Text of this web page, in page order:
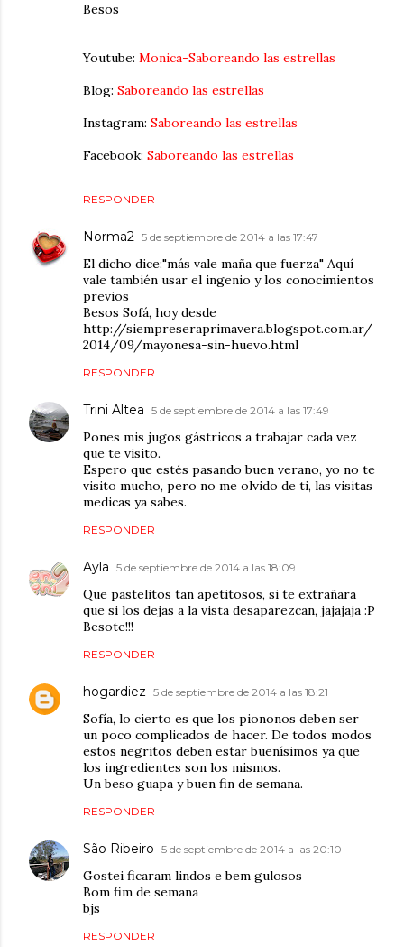
Besos
Youtube: Monica-Saboreando las estrellas
Blog: Saboreando las estrellas
Instagram: Saboreando las estrellas
Facebook: Saboreando las estrellas
RESPONDER
Norma2 5 de septiembre de 2014 a las 17:47
El dicho dice:"más vale maña que fuerza" Aquí
vale también usar el ingenio y los conocimientos
previos
Besos Sofá, hoy desde
http://siempreseraprimavera.blogspot.com.ar/
2014/09/mayonesa-sin-huevo.html
RESPONDER
Trini Altea 5 de septiembre de 2014 a las 17:49
Pones mis jugos gástricos a trabajar cada vez
que te visito.
Espero que estés pasando buen verano, yo no te
visito mucho, pero no me olvido de ti, las visitas
medicas ya sabes.
RESPONDER
Ayla 5 de septiembre de 2014 a las 18:09
Que pastelitos tan apetitosos, si te extrañara
que si los dejas a la vista desaparezcan, jajajaja :P
Besote!!!
RESPONDER
hogardiez 5 de septiembre de 2014 a las 18:21
Sofía, lo cierto es que los piononos deben ser
un poco complicados de hacer. De todos modos
estos negritos deben estar buenísimos ya que
los ingredientes son los mismos.
Un beso guapa y buen fin de semana.
RESPONDER
São Ribeiro 5 de septiembre de 2014 a las 20:10
Gostei ficaram lindos e bem gulosos
Bom fim de semana
bjs
RESPONDER